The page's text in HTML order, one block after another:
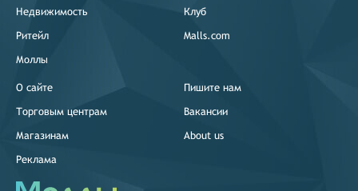
Недвижимость
Ритейл
Моллы
Клуб
Malls.com
О сайте
Торговым центрам
Магазинам
Реклама
Пишите нам
Вакансии
About us